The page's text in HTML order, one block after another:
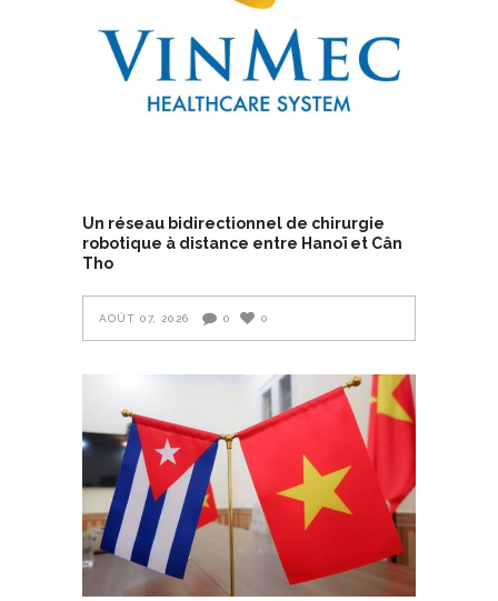
Un réseau bidirectionnel de chirurgie
robotique à distance entre Hanoï et Cân
Tho
AOÛT 07, 2026 0 0